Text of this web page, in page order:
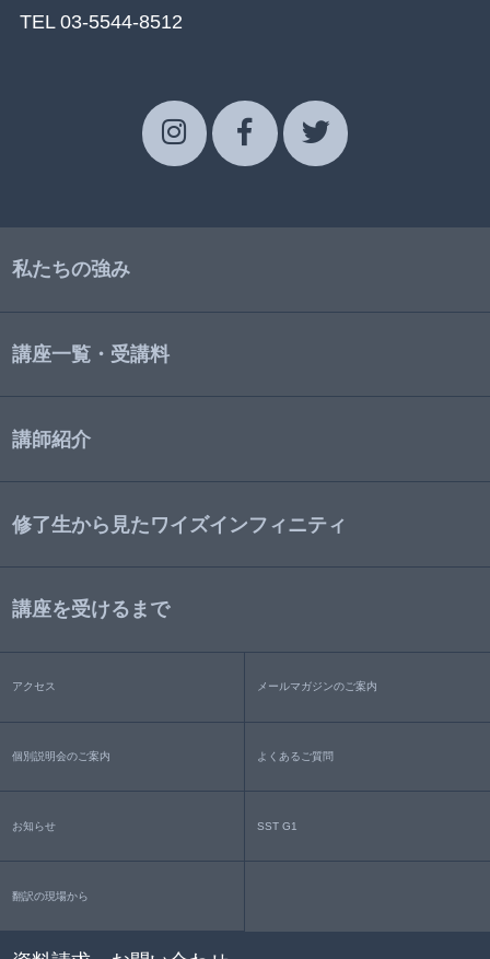
TEL 03-5544-8512
私たちの強み
講座一覧・受講料
講師紹介
修了生から見たワイズインフィニティ
講座を受けるまで
アクセス メールマガジンのご案内
個別説明会のご案内 よくあるご質問
お知らせ SST G1
翻訳の現場から